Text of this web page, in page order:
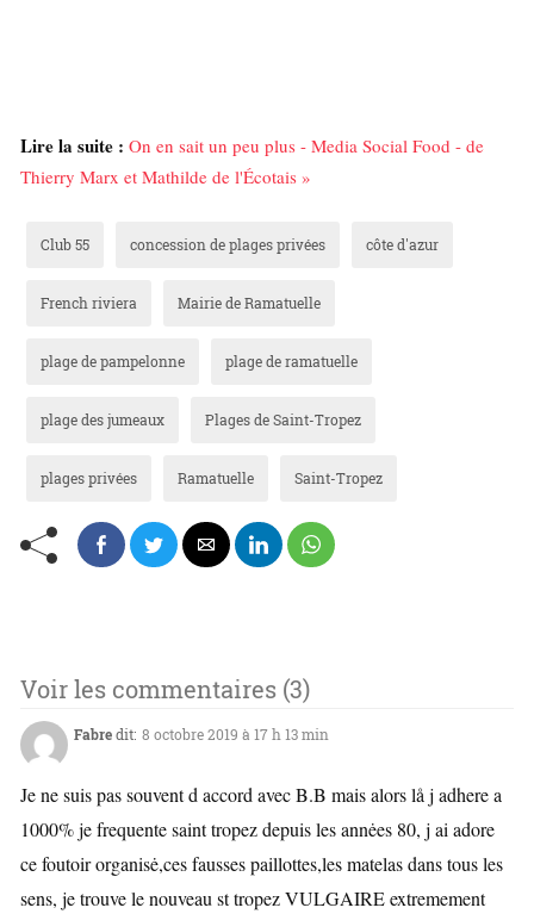
Lire la suite : On en sait un peu plus - Media Social Food - de
Thierry Marx et Mathilde de l'Écotais »
Club 55 concession de plages privées côte d'azur
French riviera Mairie de Ramatuelle
plage de pampelonne plage de ramatuelle
plage des jumeaux Plages de Saint-Tropez
plages privées Ramatuelle Saint-Tropez
Voir les commentaires (3)
Fabredit: 8 octobre 2019 à 17 h 13 min
Je ne suis pas souvent d accord avec B.B mais alors lå j adhere a
1000% je frequente saint tropez depuis les annėes 80, j ai adore
ce foutoir organisė,ces fausses paillottes,les matelas dans tous les
sens, je trouve le nouveau st tropez VULGAIRE extremement